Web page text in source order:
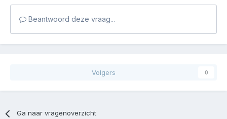
Beantwoord deze vraag...
Volgers 0
Ga naar vragenoverzicht